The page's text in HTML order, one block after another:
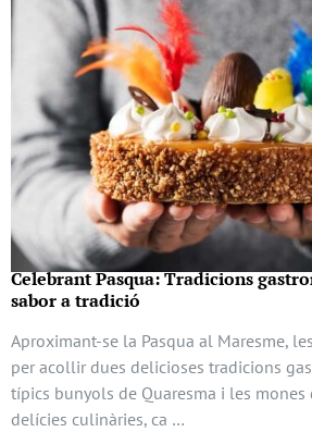
Celebrant Pasqua: Tradicions
sabor a tradició
Aproximant-se la Pasqua al Maresme,
per acollir dues delicioses tradicions
típics bunyols de Quaresma i les mones
delícies culinàries, ca …